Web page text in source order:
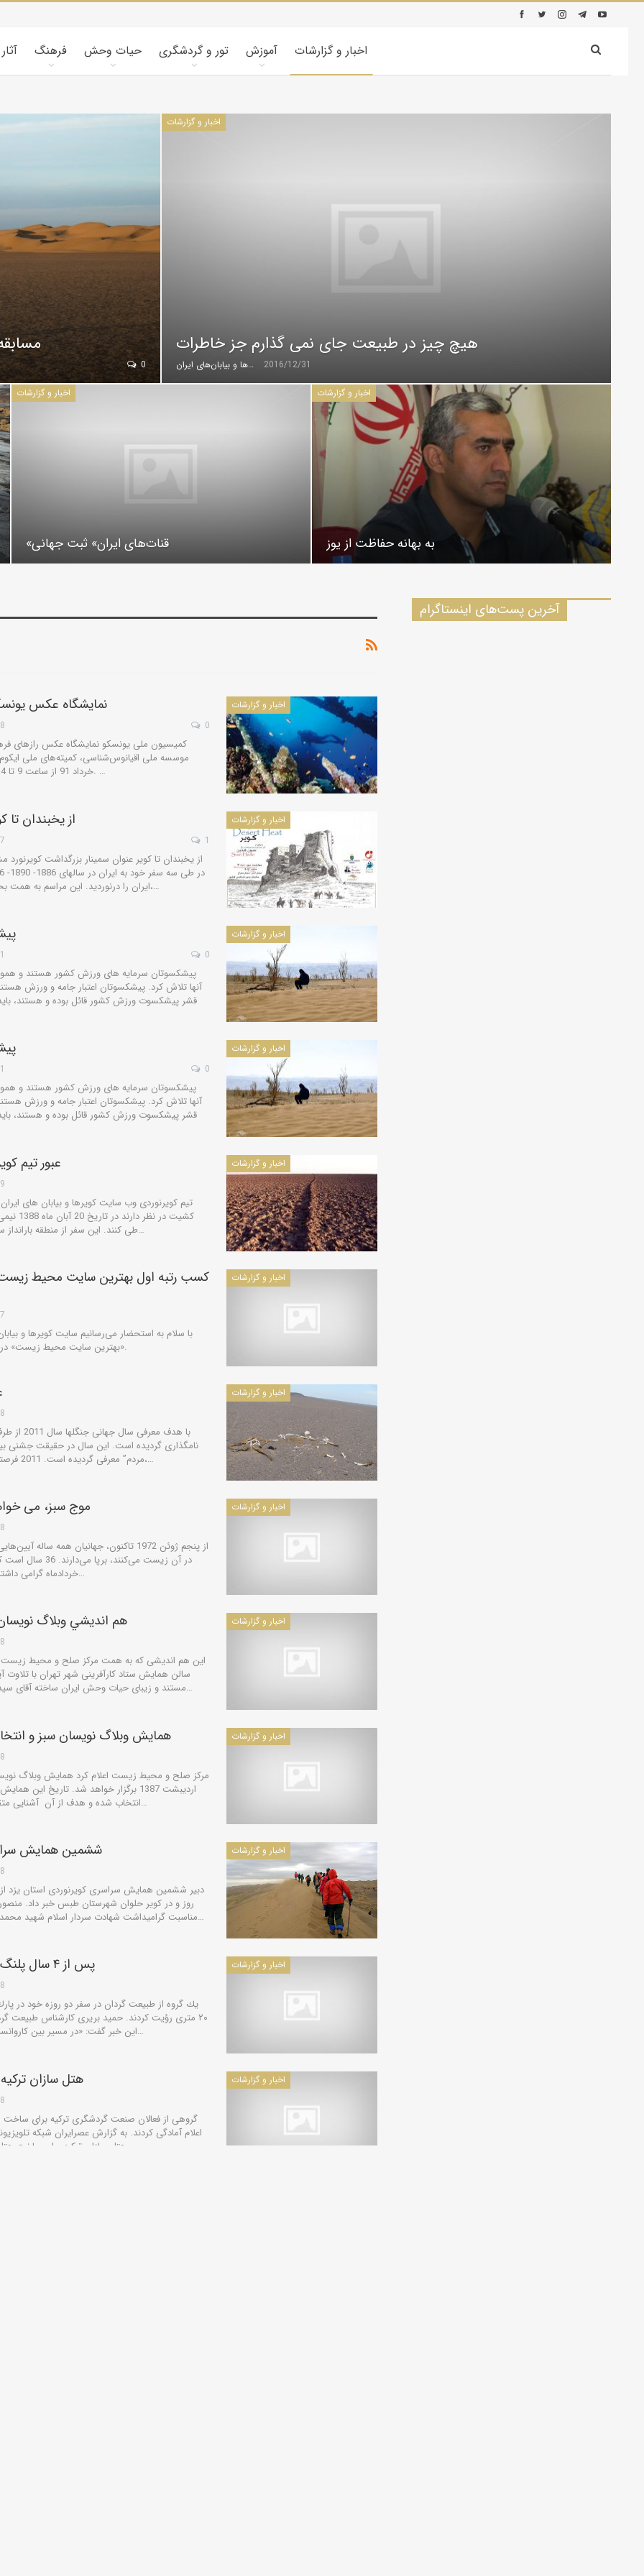
فرهنگ حیات وحش تور و گردشگری آموزش اخبار و گزارشات
0
اخبار و گزارشات
هیچ چیز در طبیعت جای نمی گذارم جز خاطرات
گروه کویرها و بیابان‌های ایران 2016/12/31
اخبار و گزارشات
«قنات‌های ایران» ثبت جهانی
اخبار و گزارشات
به بهانه حفاظت از یوز
اخبار و گزارشات نمایشگاه عکس
0
کمیسیون ملی یونسکو نمایشگاه عکس رازهای
خرداد 91 از ساعت 9 تا 14 در گالری کمیسیون برگزار می کند. …
اخبار و گزارشات از یخبندان
1
از یخبندان تا کویر عنوان سمینار بزرگداشت
ایران را درنوردید. این مراسم به همت بخش فرهنگی سفارت سوئد در ایران،…
اخبار و گزارشات
0
پیشکسوتان سرمایه های ورزش کشور هستند و
آنها تلاش کرد. پیشکسوتان اعتبار جامه و ورزش
قشر پیشکسوت ورزش کشور قائل بوده و هستند،
اخبار و گزارشات
0
پیشکسوتان سرمایه های ورزش کشور هستند و
آنها تلاش کرد. پیشکسوتان اعتبار جامه و ورزش
قشر پیشکسوت ورزش کشور قائل بوده و هستند،
اخبار و گزارشات عبور تیم
تیم کویرنوردی وب سایت کویرها و بیابان های
کشیت در
طی کنند. این سفر از منطقه بارانداز سر نمک در محور ارتباطی معلمان به…
اخبار و گزارشات
کسب رتبه اول بهترین سایت محیط
با سلام به استحضار می‌رسانیم سایت کویرها و
«بهترین سایت محیط زیست» در چهارمین جشنواره وب ایران گردید.
اخبار و گزارشات
با هدف
نامگذاری گردیده است. این سال در حقیقت جشنی
مردم” معرفی گردیده است. 2011 فرصتی یک ساله است تا با آموزش افراد،…
اخبار و گزارشات موج سبز، می
از پنجم ژوئن 1972 تاکنون، جهانیان همه
در آن زیست
خردادماه گرامی داشته می‌شود. در این روز از سوی اغلب…
اخبار و گزارشات هم انديشي وبلاگ
سالن همایش ستاد کارآفرینی شهر تهران با
مستند و زیبای حیات وحش ایران ساخته آقای سید مانی میرصادقی پخش شد. اولین…
اخبار و گزارشات همایش وبلاگ نویسان سبز و
اردیبشت 1387 برگزار خواهد شد. تاریخ
انتخاب شده و هدف از آن ‌ آشنایی متقابل وبلاگ نویسان عزیزی است که…
اخبار و گزارشات ششمين همايش
دبیر ششمین همایش سراسری كویرنوردی استان یزد
روز و در كویر حلوان شهرستان طبس خبر داد.
مناسبت گرامیداشت شهادت سردار اسلام شهید محمد منتظر قائم و سالروز شكست حمله…
اخبار و گزارشات پس از ۴ سال پلنگ به پارک ملی کویر بازگشت
یك گروه از طبیعت گردان در سفر دو روزه خود در
۲۰ متری رؤیت كردند. حمید بریری كارشناس طبیعت
این خبر گفت: «در مسیر بین كاروانسرای عین الرشید و حوض قیلوله این…
اخبار و گزارشات هتل سازان
گروهی از فعالان صنعت گردشگری ترکیه برای ساخت
اعلام آمادگی کردند. به گزارش عصرایران شبکه
آخرین پست‌های اینستاگرام